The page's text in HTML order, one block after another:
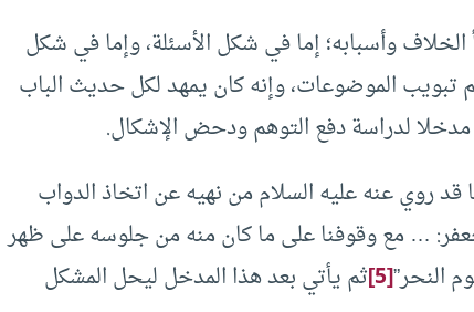
وأسبابه؛ إما في شكل الأسئلة، وإما في شكل
تبويب الموضوعات، وإنه كان يمهد لكل حديث الباب
مدخلا لدراسة دفع التوهم ودحض الإشكال.
قد روي عنه عليه السلام من نهيه عن اتخاذ الدواب
… مع وقوفنا على ما كان منه من جلوسه على ظهر
النحر”[5] ثم يأتي بعد هذا المدخل ليحل المشكل